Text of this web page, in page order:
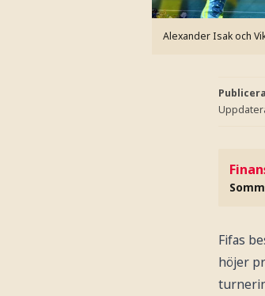
Alexander Isak och
Fifas
höjer